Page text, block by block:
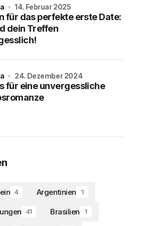
für das perfekte erste Date:
dein Treffen
14. Februar 2025
für eine unvergessliche
24. Dezember 2024
4 Argentinien 1
41 Brasilien 1